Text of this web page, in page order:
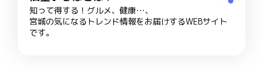
知って得する！グルメ、健康…、
宮城の気になるトレンド情報をお届けするWEBサイト
です。